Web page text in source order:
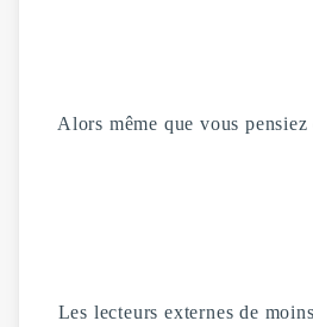
Alors même que vous
Les lecteurs externes de